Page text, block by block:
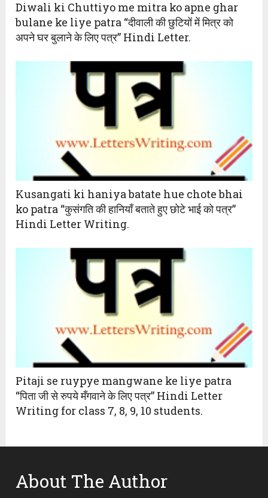
Diwali ki Chuttiyo me mitra ko apne ghar
bulane ke liye patra “दीवाली की छुटियों में मित्र को
अपने घर बुलाने के लिए पत्र” Hindi Letter.
Kusangati ki haniya batate hue chote bhai
ko patra “कुसंगति की हानियाँ बताते हुए छोटे भाई को पत्र”
Hindi Letter Writing.
Pitaji se ruypye mangwane ke liye patra
“पिता जी से रुपये मँगवाने के लिए पत्र” Hindi Letter
Writing for class 7, 8, 9, 10 students.
About The Author